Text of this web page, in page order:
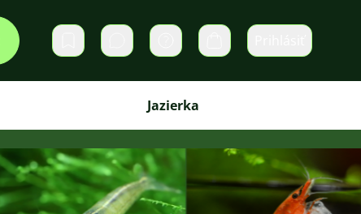
Súkromné správy Košík
Jazierka